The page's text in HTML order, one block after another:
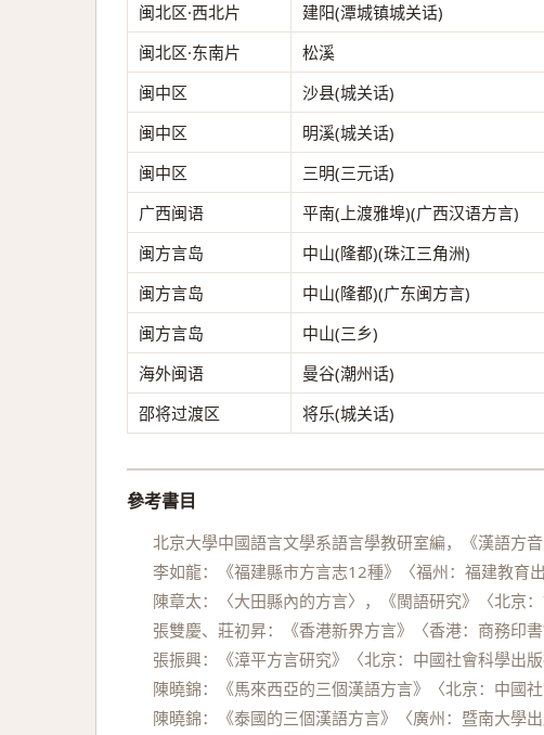
闽北区·西北片
建阳(潭城镇城关话)
闽北区·东南片
松溪
闽中区
沙县(城关话)
闽中区
明溪(城关话)
闽中区
三明(三元话)
广西闽语
平南(上渡雅埠)(广西汉语方言)
闽方言岛
中山(隆都)(珠江三角洲)
闽方言岛
中山(隆都)(广东闽方言)
闽方言岛
中山(三乡)
海外闽语
曼谷(潮州话)
邵将过渡区
将乐(城关话)
參考書目
北京大學中國語言文學系語言學教研室編，《漢語方
李如龍：《福建縣市方言志12種》〈福州：福建教育
陳章太：〈大田縣內的方言〉，《閩語研究》〈北京
張雙慶、莊初昇：《香港新界方言》〈香港：商務印
張振興：《漳平方言研究》〈北京：中國社會科學出
陳曉錦：《馬來西亞的三個漢語方言》〈北京：中國
陳曉錦：《泰國的三個漢語方言》〈廣州：暨南大學